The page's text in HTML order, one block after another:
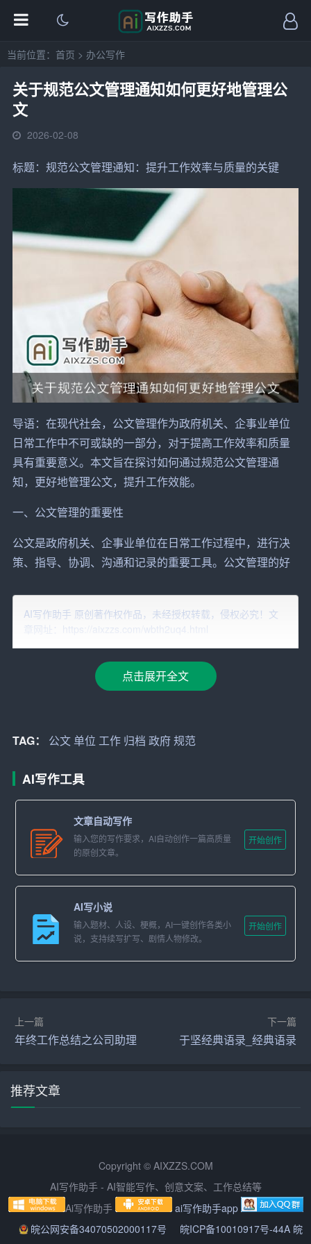
当前位置： 首页 > 办公写作
关于规范公文管理通知如何更好地管理公
文
2026-02-08
标题： 规范公文管理通知：提升工作效率与质量的关键
导语：在现代社会，公文管理作为政府机关、企事业单位
日常工作中不可或缺的一部分，对于提高工作效率和质量
具有重要意义。本文旨在探讨如何通过规范公文管理通
知，更好地管理公文，提升工作效能。
一、公文管理的重要性
公文是政府机关、企事业单位在日常工作过程中，进行决
策、指导、协调、沟通和记录的重要工具。公文管理的好
利益和人民群众的根本利益。因此，加强公文管理，规范
公文处理流程，提高公文质量，对于提升政府机关、企事
二、当前公文管理存在的问题
体验。
2. 公文内容不严谨：部分公文内容存在表述不清、逻辑不
严密、用词不当等问题，导致公文的权威性和准确性受到
3. 公文处理流程不完善：部分单位公文处理流程不明确，
导致公文在传递、审批、发布等环节出现延误。
4.归档不及时：部分单位对公文的归档工作不够重视，导
致归档不及时、归档材料不完整，给日后的查阅带来不
三、规范公文管理通知的举措
1. 制定严格的公文格式标准：政府机关、企事业单位应结
一。
确，提高公文的权威性和准确性。
3. 优化公文处理流程：明确公文处理流程，包括公文的起
草、审批、签发、传递、发布等环节，确保公文高效、有
序地运行。
AI写作助手 原创著作权作品，未经授权转载，侵权必究！文
章网址：https://aixzzs.com/wbth2uq4.html
点击展开全文
TAG： 公文 单位 工作 归档 政府规范
AI写作工具
文章自动写作
输入您的写作要求，AI自动创作一篇高质量
的原创文章。
开始创作
AI写小说
输入题材、人设、梗概，AI一键创作各类小
说，支持续写扩写、剧情人物修改。
开始创作
上一篇
年终工作总结之公司助理
下一篇
于坚经典语录_经典语录
推荐文章
Copyright © AIXZZS.COM
AI写作助手 - AI智能写作、创意文案、工作总结等
Ai写作助手
ai写作助手app
皖公网安备34070502000117号
皖ICP备10010917号-44A 皖